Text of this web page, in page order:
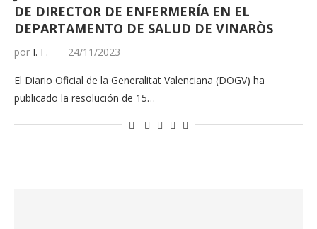
DE DIRECTOR DE ENFERMERÍA EN EL
DEPARTAMENTO DE SALUD DE VINARÒS
por I. F. 24/11/2023
El Diario Oficial de la Generalitat Valenciana (DOGV) ha
publicado la resolución de 15…